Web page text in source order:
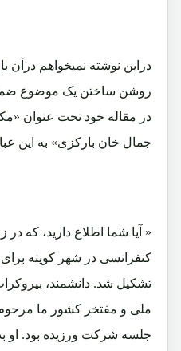
دراین نوشته نمیخواهم درآن
روشن ساختن یک موضوع
در مقاله خود تحت عنوان
جمال خان بارکزی» به این
« آیا شما اطلاع دارید، که
کنفرانسی در شهر کویته
تشکیل شد. دانشمند،
ملی و مفتخر کشور ما
جلسه شرکت ورزیده بود. او